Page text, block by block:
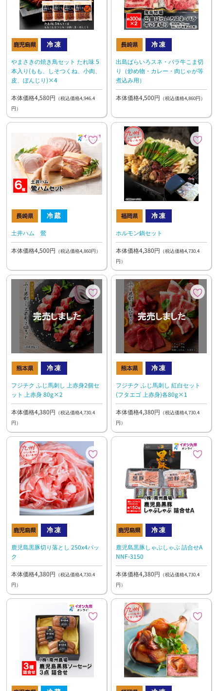
やまさきの焼き鳥セット たれ味 5
本入り(もも、しそつくね、小肉、
皮、ぼんじり)×4
本体価格4,580円 （税込価格4,946.4
円）
出島ばらいろスネ・バラ牛こま切
り（炒め物・カレー・肉じゃが等
煮込み用）
本体価格4,500円 （税込価格4,860円）
土井ハム 鶯
本体価格4,500円 （税込価格4,860円）
ホルモン鍋セット
本体価格4,380円 （税込価格4,730.4
円）
フジチク ふじ馬刺し 上赤身2個セ
ット 上赤身 80g×2
本体価格4,380円 （税込価格4,730.4
円）
フジチク ふじ馬刺し 紅白セット
(フタエゴ 上赤身)各80g×1
本体価格4,380円 （税込価格4,730.4
円）
鹿児島黒豚切り落とし 250x4パッ
ク
本体価格4,380円 （税込価格4,730.4
円）
鹿児島黒豚しゃぶしゃぶ 詰合せA
NNF-3150
本体価格4,380円 （税込価格4,730.4
円）